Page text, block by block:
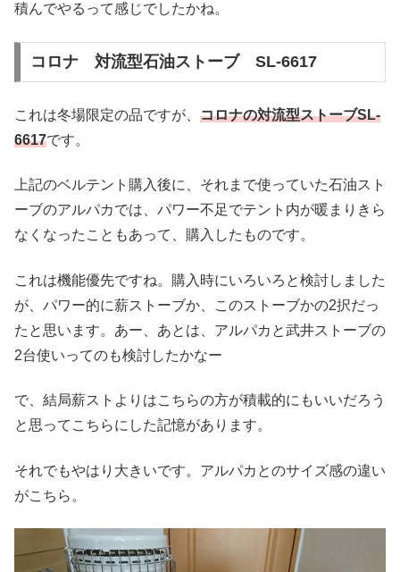
積んでやるって感じでしたかね。
コロナ 対流型石油ストーブ SL-6617
これは冬場限定の品ですが、 コロナの対流型ストーブSL-
6617です。
上記のベルテント購入後に、それまで使っていた石油スト
ーブのアルパカでは、パワー不足でテント内が暖まりきら
なくなったこともあって、購入したものです。
これは機能優先ですね。購入時にいろいろと検討しました
が、パワー的に薪ストーブか、このストーブかの2択だっ
たと思います。あー、あとは、アルパカと武井ストーブの
2台使いってのも検討したかなー
で、結局薪ストよりはこちらの方が積載的にもいいだろう
と思ってこちらにした記憶があります。
それでもやはり大きいです。アルパカとのサイズ感の違い
がこちら。